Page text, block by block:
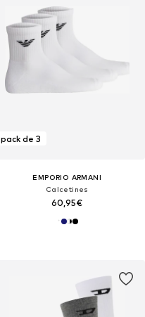
pack de 3
EMPORIO ARMANI
Calcetines
60,95€